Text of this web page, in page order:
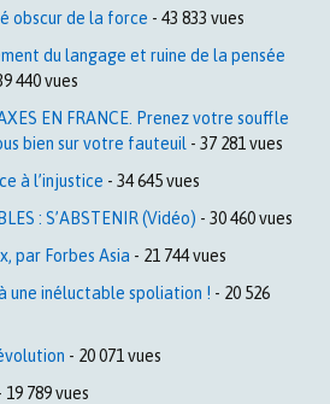
obscur de la force - 43 833 vues
du langage et ruine de la pensée
440 vues
EN FRANCE. Prenez votre souffle
bien sur votre fauteuil - 37 281 vues
à l’injustice - 34 645 vues
: S’ABSTENIR (Vidéo) - 30 460 vues
par Forbes Asia - 21 744 vues
une inéluctable spoliation ! - 20 526
- 20 071 vues
19 789 vues